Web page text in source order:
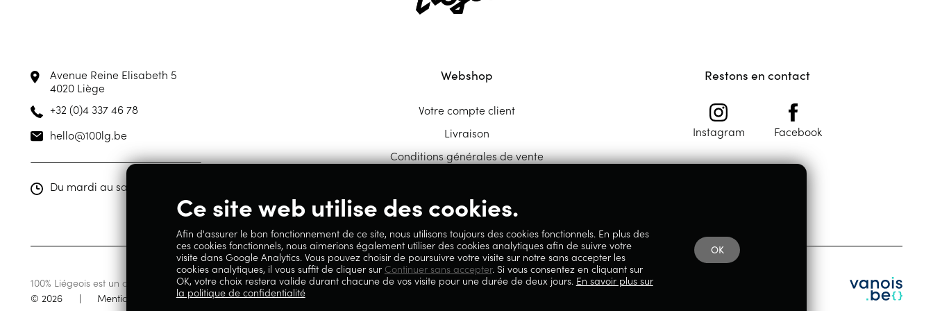
Avenue Reine Elisabeth 5
4020 Liège
+32 (0)4 337 46 78
hello@100lg.be
Du mardi au samedi de 10h00 à 19h00
Webshop
Votre compte client
Livraison
Conditions générales de vente
Restons en contact
Instagram Facebook
100% Liégeois est un concept de la société Geoby SRL, TVA BE0759.717.658, sise Avenue Reine Elisabeth 5 à 4020 Liège.
© 2026
| Mentions légales | Politique de confidentialité
Ce site web utilise des cookies.
Afin d'assurer le bon fonctionnement de ce site, nous utilisons toujours des cookies fonctionnels. En plus des
ces cookies fonctionnels, nous aimerions également utiliser des cookies analytiques afin de suivre votre
visite dans Google Analytics. Vous pouvez choisir de poursuivre votre visite sur notre sans accepter les
cookies analytiques, il vous suffit de cliquer sur Continuer sans accepter. Si vous consentez en cliquant sur
OK, votre choix restera valide durant chacune de vos visite pour une durée de deux jours. En savoir plus sur
la politique de confidentialité
OK